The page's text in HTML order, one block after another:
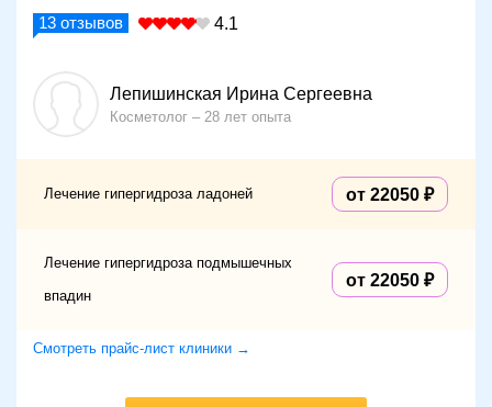
13 отзывов 4.1
Лепишинская Ирина Сергеевна
Косметолог 28 лет опыта
Лечение гипергидроза ладоней от 22050
Лечение гипергидроза подмышечных
впадин
от 22050
Смотреть прайс-лист клиники →